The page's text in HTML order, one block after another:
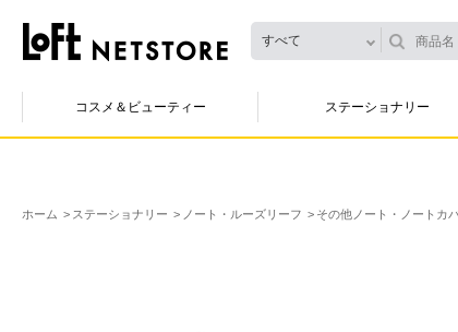
すべて
コスメ＆ビューティー ステーショナリー
ホーム ステーショナリー ノート・ルーズリーフ その他ノート・ノートカ